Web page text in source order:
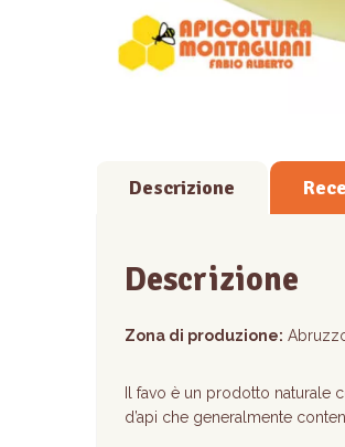
Descrizione
Descrizione
Zona di produzione:
Il favo è un prodotto
d’api che generalmente